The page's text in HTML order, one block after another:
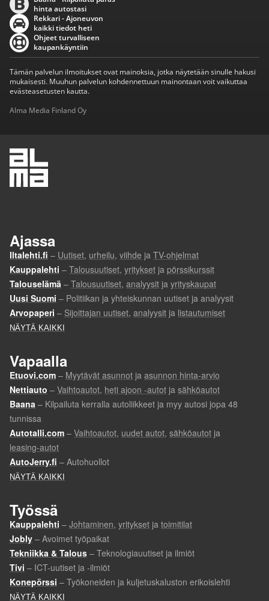
hinta autostasi
Rekkari - Ajoneuvon
kaikki tiedot heti
Ohjeet turvalliseen
kaupankäyntiin
Tämän palvelun ilmoitukset ovat mainoksia, jotka näytetään sinulle hakusi
mukaisesti. Muuhun palvelun kohdennettuun mainontaan voit vaikuttaa
evästeasetusten kautta.
Alma Media Finland Oy